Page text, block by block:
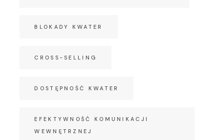
BLOKADY KWATER
CROSS-SELLING
DOSTĘPNOŚĆ KWATER
EFEKTYWNOŚĆ KOMUNIKACJI
WEWNĘTRZNEJ